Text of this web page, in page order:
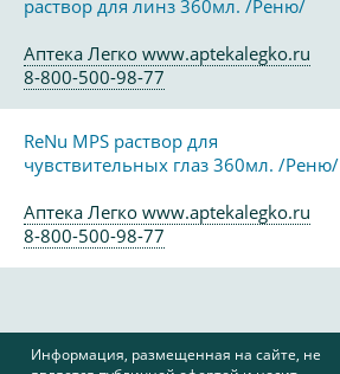
раствор для линз 360мл. /Реню/
Аптека Легко www.aptekalegko.ru
8-800-500-98-77
ReNu MPS раствор для
чувствительных глаз 360мл. /Реню/
Аптека Легко www.aptekalegko.ru
8-800-500-98-77
Информация, размещенная на сайте, не